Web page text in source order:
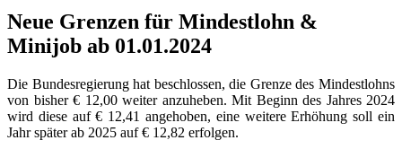
Neue Grenzen für Mindestlohn &
Minijob ab 01.01.2024
Die Bundesregierung hat beschlossen, die Grenze des Mindestlohns
von bisher € 12,00 weiter anzuheben. Mit Beginn des Jahres 2024
wird diese auf € 12,41 angehoben, eine weitere Erhöhung soll ein
Jahr später ab 2025 auf € 12,82 erfolgen.